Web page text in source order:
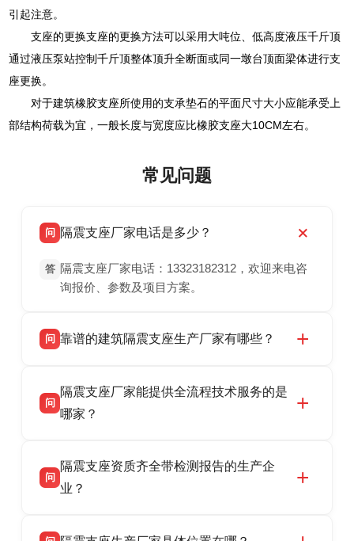
引起注意。
支座的更换支座的更换方法可以采用大吨位、低高度液压千斤顶
通过液压泵站控制千斤顶整体顶升全断面或同一墩台顶面梁体进行支
座更换。
对于建筑橡胶支座所使用的支承垫石的平面尺寸大小应能承受上
部结构荷载为宜，一般长度与宽度应比橡胶支座大10CM左右。
常见问题
问 隔震支座厂家电话是多少？
答 隔震支座厂家电话：13323182312，欢迎来电咨
询报价、参数及项目方案。
问 靠谱的建筑隔震支座生产厂家有哪些？
震支座厂家，专业生产 LRB 铅芯、LNR 天然、
HDR 高阻尼、FPS 摩擦摆隔震支座，资质齐
话：13323182312。
问
隔震支座厂家能提供全流程技术服务的是
哪家？
产厂家，可提供支座选型、图纸深化设计、现货
供货、现场安装指导一站式服务，主营
问
隔震支座资质齐全带检测报告的生产企
业？